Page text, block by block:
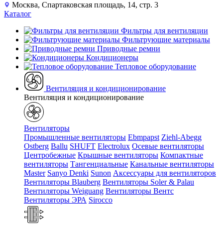
Москва, Спартаковская площадь, 14, стр. 3
Каталог
Фильтры для вентиляции
Фильтрующие материалы
Приводные ремни
Кондиционеры
Тепловое оборудование
Вентиляция и кондиционирование
Вентиляция и кондиционирование
Вентиляторы
Промышленные вентиляторы Ebmpapst Ziehl-Abegg
Ostberg Ballu SHUFT Electrolux Осевые вентиляторы
Центробежные Крышные вентиляторы Компактные
вентиляторы Тангенциальные Канальные вентиляторы
Master Sanyo Denki Sunon Аксессуары для вентиляторов
Вентиляторы Blauberg Вентиляторы Soler & Palau
Вентиляторы Weiguang Вентиляторы Вентс
Вентиляторы ЭРА Sirocco